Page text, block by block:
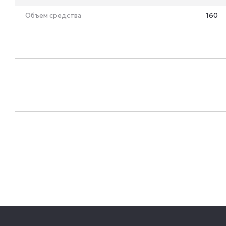
Объем средства 160